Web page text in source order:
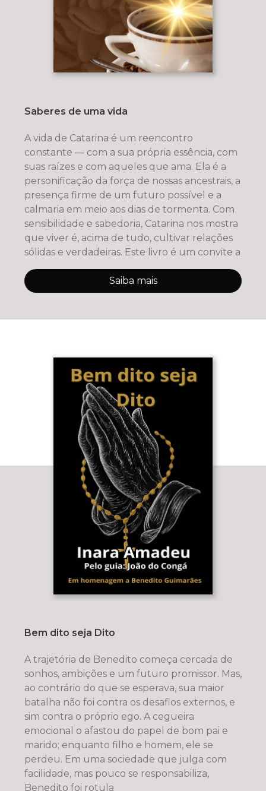
Saberes de uma vida
A vida de Catarina é um reencontro
constante — com a sua própria essência, com
suas raízes e com aqueles que ama. Ela é a
personificação da força de nossas ancestrais, a
presença firme de um futuro possível e a
calmaria em meio aos dias de tormenta. Com
sensibilidade e sabedoria, Catarina nos mostra
que viver é, acima de tudo, cultivar relações
sólidas e verdadeiras. Este livro é um convite a
Saiba mais
Bem dito seja Dito
A trajetória de Benedito começa cercada de
sonhos, ambições e um futuro promissor. Mas,
ao contrário do que se esperava, sua maior
batalha não foi contra os desafios externos, e
sim contra o próprio ego. A cegueira
emocional o afastou do papel de bom pai e
marido; enquanto filho e homem, ele se
perdeu. Em uma sociedade que julga com
facilidade, mas pouco se responsabiliza,
Benedito foi rotula